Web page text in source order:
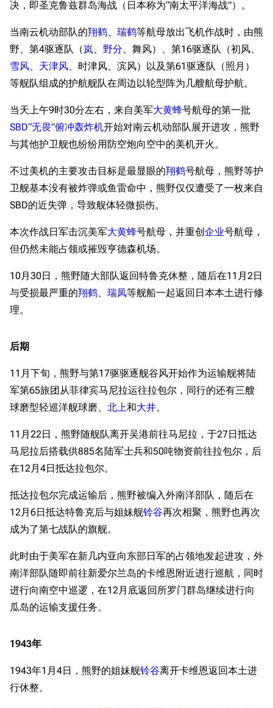
决，即圣克鲁兹群岛海战（日本称为“南太平洋海战”）。
当南云机动部队的翔鹤、 瑞鹤等航母放出飞机作战时，由熊
野、第4驱逐队（ 岚、 野分、舞风）、第16驱逐队（初风、
雪风、 天津风、时津风、滨风）以及第61驱逐队（照月）
等舰队组成的护航舰队在周边以轮型阵为几艘航母护航。
当天上午9时30分左右，来自美军大黄蜂号航母的第一批
SBD“无畏”俯冲轰炸机开始对南云机动部队展开进攻，熊野
与其他护卫舰也纷纷用防空炮向空中的美机开火。
不过美机的主要攻击目标是最显眼的翔鹤号航母，熊野等护
卫舰基本没有被炸弹或鱼雷命中，熊野仅仅遭受了一枚来自
SBD的近失弹，导致舰体轻微损伤。
本次作战日军击沉美军大黄蜂号航母，并重创企业号航母，
但仍然未能占领或摧毁亨德森机场。
10月30日，熊野随大部队返回特鲁克休整，随后在11月2日
与受损最严重的翔鹤、 瑞凤等舰船一起返回日本本土进行修
理。
后期
11月下旬，熊野与第17驱驱逐舰谷风开始作为运输舰将陆
军第65旅团从菲律宾马尼拉运往拉包尔，同行的还有三艘
球磨型轻巡洋舰球磨、 北上和大井。
11月22日，熊野随舰队离开吴港前往马尼拉，于27日抵达
马尼拉后搭载供885名陆军士兵和50吨物资前往拉包尔，后
在12月4日抵达拉包尔。
抵达拉包尔完成运输后，熊野被编入外南洋部队，随后在
12月6日抵达特鲁克后与姐妹舰铃谷再次相聚，熊野也再次
成为了第七战队的旗舰。
此时由于美军在新几内亚向东部日军的占领地发起进攻，外
南洋部队随即前往新爱尔兰岛的卡维恩附近进行巡航，同时
进行向南空中巡逻，在12月底返回所罗门群岛继续进行向
瓜岛的运输支援任务。
1943年
1943年1月4日，熊野的姐妹舰铃谷离开卡维恩返回本土进
行休整。